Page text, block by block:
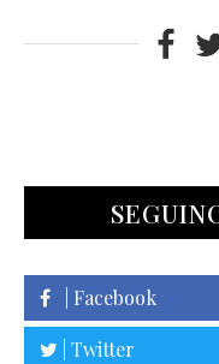
| Facebook
| Twitter